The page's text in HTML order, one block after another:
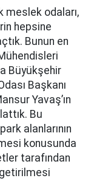
meslek odaları,
hepsine
Bunun en
Büyükşehir
Başkanı
Yavaş’ın
Bu
alanlarının
konusunda
tarafından